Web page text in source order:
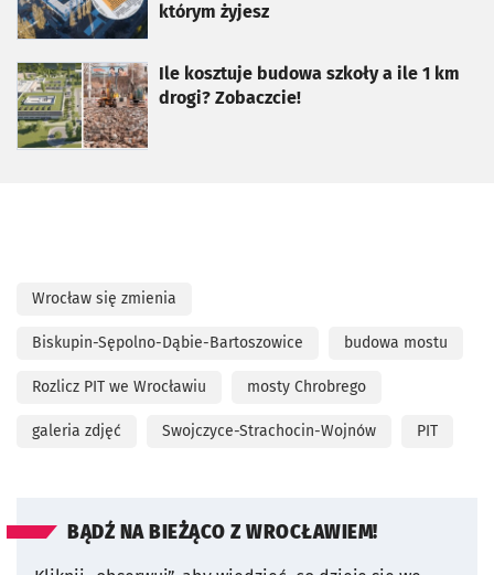
którym żyjesz
Ile kosztuje budowa szkoły a ile 1 km
drogi? Zobaczcie!
otworzy się w nowej karcie
Wrocław się zmienia
Biskupin-Sępolno-Dąbie-Bartoszowice budowa mostu
Rozlicz PIT we Wrocławiu mosty Chrobrego
galeria zdjęć Swojczyce-Strachocin-Wojnów PIT
BĄDŹ NA BIEŻĄCO Z WROCŁAWIEM!